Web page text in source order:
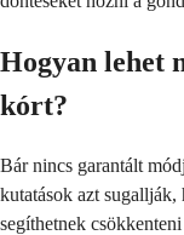
Hogyan lehet
kórt?
Bár nincs garantált
kutatások azt
segíthetnek